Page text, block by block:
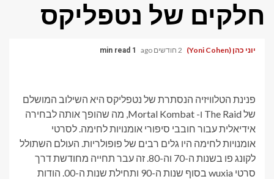
חלקים של נטפליקס
יוני כהן (Yoni Cohen) 2 חודשים ago 1 min read
פנינת הטלוויזיה הנסתרת של נטפליקס היא השילוב המושלם
של The Raid ו- Mortal Kombat, מה שהופך אותה לבחירה
אידיאלית עבור חובבי סיפורי אומנויות לחימה. לסרטי
אומנויות לחימה היו גלים רבים של פופולריות. העולם השתולל
לקונג פו בשנות ה-70 וה-80. זה עבר תחייה מחודשת דרך
סרטי wuxia בסוף שנות ה-90 ותחילת שנות ה-00. הודות